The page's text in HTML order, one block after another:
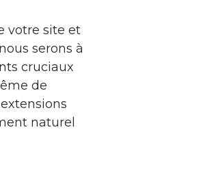
votre site et
serons à
cruciaux
de
naturel